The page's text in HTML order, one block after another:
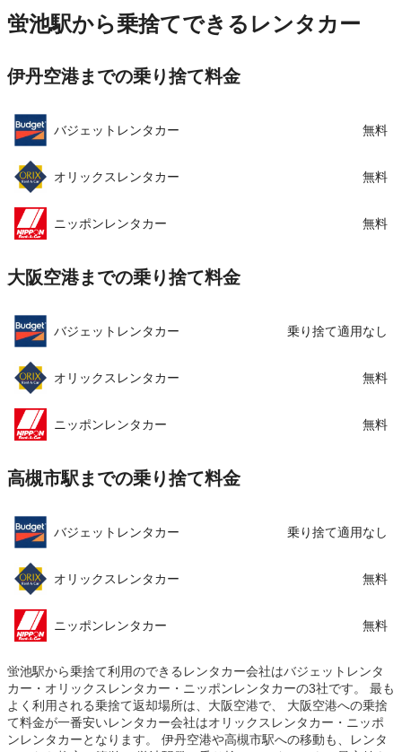
この店舗でレンタカーを探す
住所 大阪府豊中市蛍池西町2-14-1
この店舗でレンタカーを探す
蛍池駅から乗捨てできるレンタカー
伊丹空港までの乗り捨て料金
バジェットレンタカー 無料
オリックスレンタカー 無料
ニッポンレンタカー 無料
大阪空港までの乗り捨て料金
バジェットレンタカー 乗り捨て適用なし
オリックスレンタカー 無料
ニッポンレンタカー 無料
高槻市駅までの乗り捨て料金
バジェットレンタカー 乗り捨て適用なし
オリックスレンタカー 無料
ニッポンレンタカー 無料
蛍池駅から乗捨て利用のできるレンタカー会社はバジェットレンタ
カー・オリックスレンタカー・ニッポンレンタカーの3社です。 最も
よく利用される乗捨て返却場所は、大阪空港で、 大阪空港への乗捨
て料金が一番安いレンタカー会社はオリックスレンタカー・ニッポ
ンレンタカーとなります。 伊丹空港や高槻市駅への移動も、レンタ